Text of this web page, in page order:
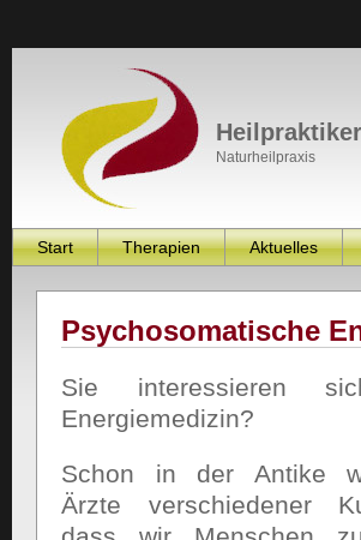
Naturheilpraxis
Start Therapien Aktuelles
Psychosomatische
Sie interessieren
Energiemedizin?
Schon in der Antike
Ärzte verschiedener